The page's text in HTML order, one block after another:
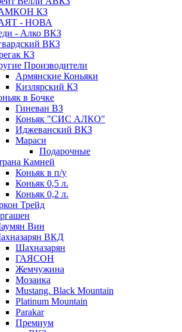
КЗ
- НОВА
- Алко ВКЗ
ВКЗ
КЗ
Производители
Армянские Коньяки
Кизлярский КЗ
в Бочке
Гиневан ВЗ
Коньяк "СИС АЛКО"
Иджеванский ВКЗ
Мараси
Подарочные
Камней
Коньяк в п/у
Коньяк 0,5 л.
Коньяк 0,2 л.
Трейд
Вин
ВКД
Шахназарян
ГАЯСОН
Жемчужина
Мозаика
Mustang. Black Mountain
Platinum Mountain
Parakar
Премиум